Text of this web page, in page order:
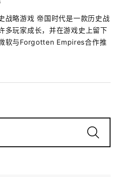
战略游戏 帝国时代是一款历史战
多玩家成长，并在游戏史上留下
软与Forgotten Empires合作推